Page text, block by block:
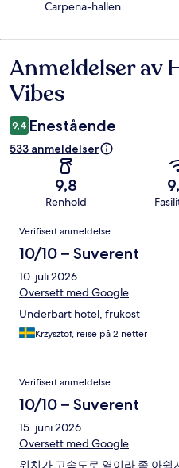
Carpena-hallen.
Anmeldelser
Anmeldelser av
Vibes
9,4 Enestående
533 anmeldelser
9,8
Renhold
Anmeldelser
Verifisert anmeldelse
10/10 – Suverent
10. juli 2026
Oversett med Google
Underbart hotel, frukost
Krzysztof, reise på 2 netter
Verifisert anmeldelse
10/10 – Suverent
15. juni 2026
Oversett med Google
위치가 고속도로 옆이라 좀 아